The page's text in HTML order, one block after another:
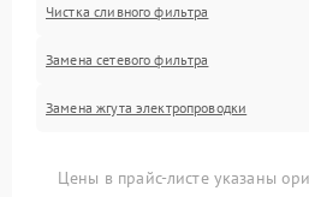
Чистка сливного фильтра
Замена сетевого фильтра
Замена жгута электропроводки
Цены в прайс-листе указаны